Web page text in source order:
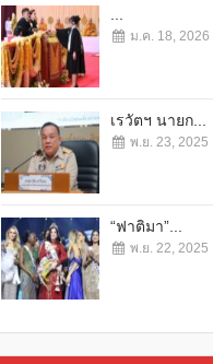
ม.ค. 18, 2026
เรวัตฯ นายก...
พ.ย. 23, 2025
“ฟาติมา”...
พ.ย. 22, 2025